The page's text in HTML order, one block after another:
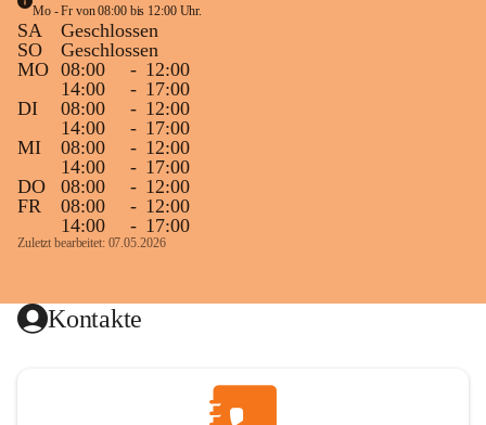
Mo - Fr von 08:00 bis 12:00 Uhr.
SA
Geschlossen
SO
Geschlossen
MO 08:00 - 12:00
14:00
- 17:00
DI
08:00 - 12:00
14:00
- 17:00
MI
08:00 - 12:00
14:00
- 17:00
DO
08:00 - 12:00
FR
08:00 - 12:00
14:00
- 17:00
Zuletzt bearbeitet: 07.05.2026
Kontakte